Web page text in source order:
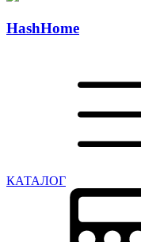
HashHome
КАТАЛОГ